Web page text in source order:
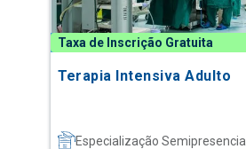
Taxa de Inscrição Gratuita
Terapia Intensiva Adulto
Especialização Semipresencial